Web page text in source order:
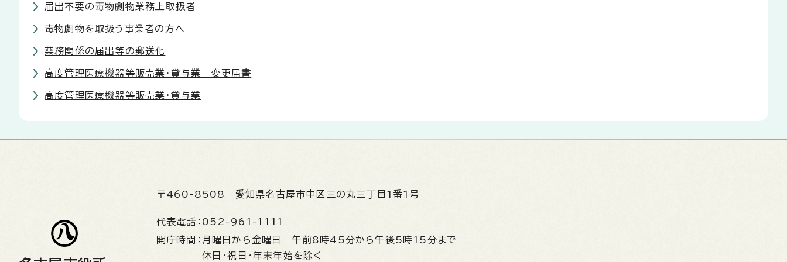
届出不要の毒物劇物業務上取扱者
毒物劇物を取扱う事業者の方へ
薬務関係の届出等の郵送化
高度管理医療機器等販売業・貸与業 変更届書
高度管理医療機器等販売業・貸与業
〒460-8508 愛知県名古屋市中区三の丸三丁目1番1号
代表電話： 052-961-1111
開庁時間： 月曜日から金曜日 午前8時45分から午後5時15分まで
休日・祝日・年末年始を除く